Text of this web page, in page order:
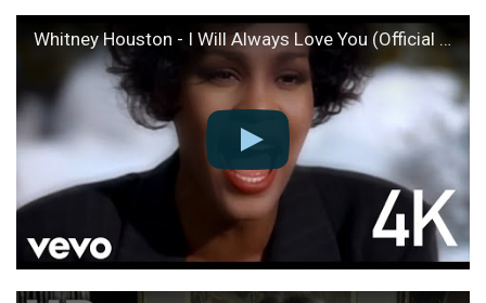
Whitney Houston - I Will Always Love You (Official 4K Video)